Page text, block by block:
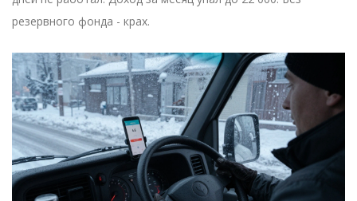
резервного фонда - крах.